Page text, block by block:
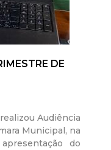
DE
Audiência
Municipal, na
do